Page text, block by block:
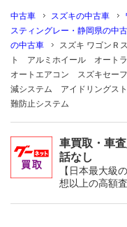
中古車 スズキの中古車
スティングレー・静岡県の中
の中古車
スズキ ワゴンＲ
ト アルミホイール オート
オートエアコン スズキセー
減システム アイドリングス
難防止システム
車買取・車
話なし
【日本最大級
想以上の高額